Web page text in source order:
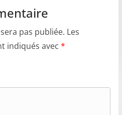
pas publiée. Les
indiqués avec *